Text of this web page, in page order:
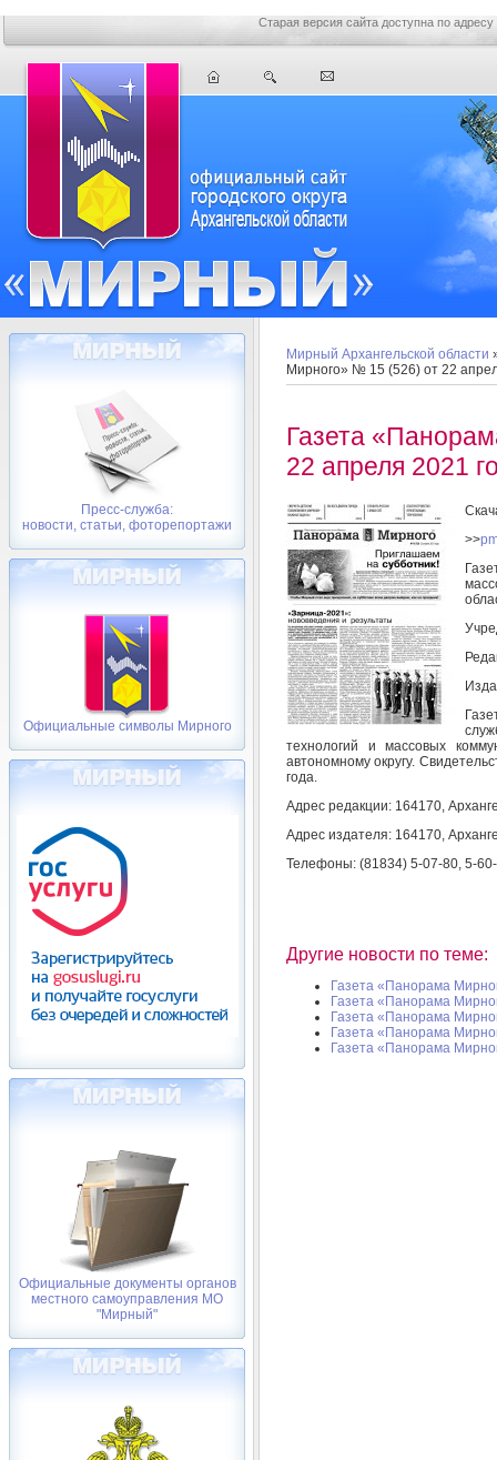
Старая версия сайта доступна по адресу
Пресс-служба:
новости, статьи, фоторепортажи
Официальные символы Мирного
Официальные документы органов
местного самоуправления МО
"Мирный"
Мирный Архангельской области
Мирного» № 15 (526) от 22
Газета
22 апреля 2021
>>
технологий и массовых
автономному округу.
года.
Адрес редакции: 164170,
Адрес издателя: 164170,
Телефоны: (81834) 5-07-80, 5-
Другие новости по теме:
Газета «Панорама
Газета «Панорама
Газета «Панорама
Газета «Панорама
Газета «Панорама